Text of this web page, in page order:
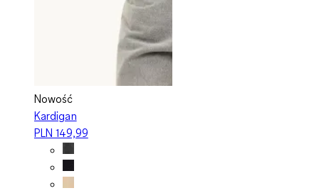
Nowość
Kardigan
PLN 149,99